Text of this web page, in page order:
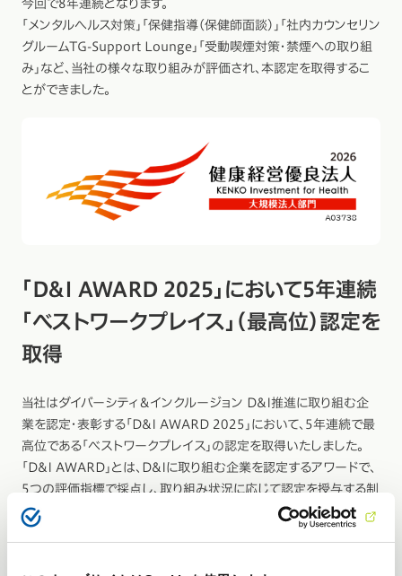
今回で8年連続となります。
「メンタルヘルス対策」「保健指導（保健師面談）」「社内カウンセリン
グルームTG-Support Lounge」「受動喫煙対策・禁煙への取り組
み」など、当社の様々な取り組みが評価され、本認定を取得するこ
とができました。
「D&I AWARD 2025」において5年連続
「ベストワークプレイス」（最高位）認定を
取得
当社はダイバーシティ＆インクルージョン D&I推進に取り組む企
業を認定・表彰する「D&I AWARD 2025」において、5年連続で最
高位である「ベストワークプレイス」の認定を取得いたしました。
「D&I AWARD」とは、D&Iに取り組む企業を認定するアワードで、
5つの評価指標で採点し、取り組み状況に応じて認定を授与する制
度です。当社は、ダイバーシティスコアの認定基準を満たし、最高位
の「ベストワークプレイス」の認定を取得することができました。